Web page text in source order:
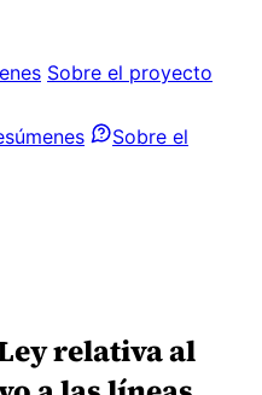
Sobre el proyecto
Sobre el
relativa al